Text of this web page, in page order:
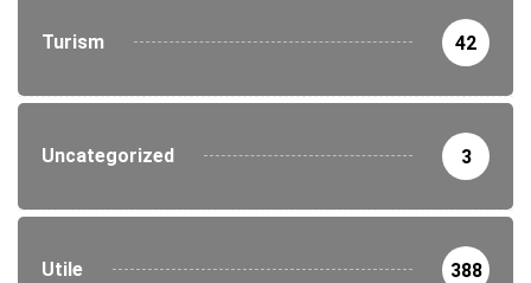
Turism 42
Uncategorized 3
Utile 388